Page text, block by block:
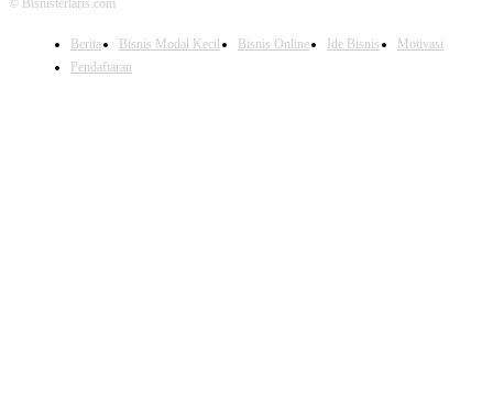
© Bisnisterlaris.com
Berita Bisnis Modal Kecil Bisnis Online Ide Bisnis
Motivasi
Pendaftaran